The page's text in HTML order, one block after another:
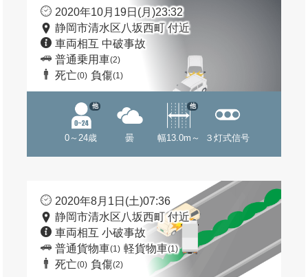
2020年10月19日(月)23:32
静岡市清水区八坂西町 付近
車両相互 中破事故
普通乗用車(2)
死亡(0) 負傷(1)
0～24歳
他
曇 幅13.0m～
他
３灯式信号
2020年8月1日(土)07:36
静岡市清水区八坂西町 付近
車両相互 小破事故
普通貨物車(1) 軽貨物車(1)
死亡(0) 負傷(2)